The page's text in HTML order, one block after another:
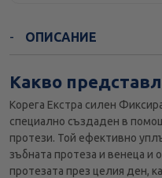
ОПИСАНИЕ
Какво
Корега Екстра силен
специално създаден в
протези. Той ефективно
зъбната протеза и венеца и
протезата през целия ден,